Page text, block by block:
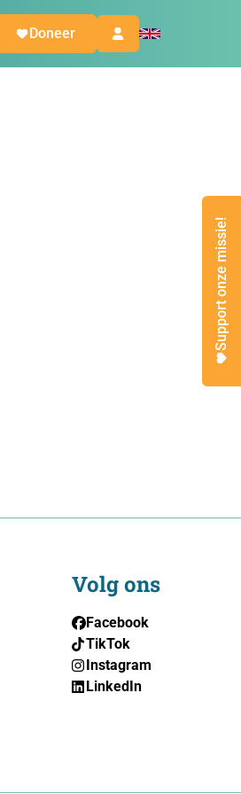
Doneer
Support onze missie!
Volg ons
Facebook
TikTok
Instagram
LinkedIn